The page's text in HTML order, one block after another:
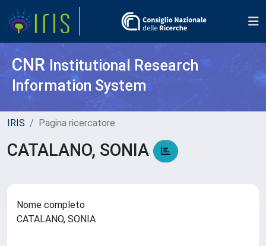
CNR Institutional Research
Information System
IRIS Pagina ricercatore
CATALANO, SONIA
Nome completo
CATALANO, SONIA